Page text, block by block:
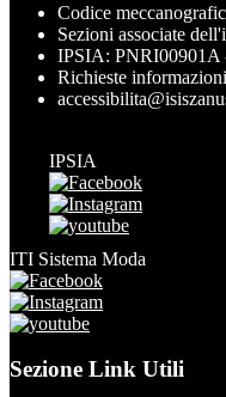
Codice
Sezioni associate
IPSIA:
Richieste
IPSIA
ITI Sistema Moda
Sezione Link Utili